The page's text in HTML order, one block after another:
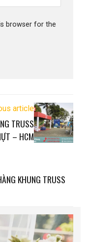
browser for the
article
TRUSS
– HCM
KHUNG TRUSS